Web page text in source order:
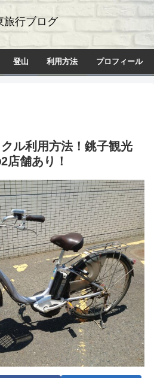
旅行ブログ
登山 利用方法 プロフィール
ル利用方法！銚子観光
店舗あり！